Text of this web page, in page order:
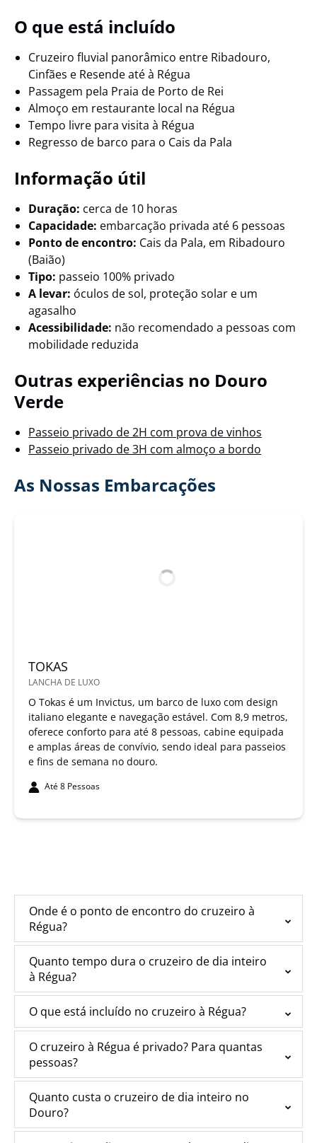
O que está incluído
Cruzeiro fluvial panorâmico entre Ribadouro,
Cinfães e Resende até à Régua
Passagem pela Praia de Porto de Rei
Almoço em restaurante local na Régua
Tempo livre para visita à Régua
Regresso de barco para o Cais da Pala
Informação útil
Duração: cerca de 10 horas
Capacidade: embarcação privada até 6 pessoas
Ponto de encontro: Cais da Pala, em Ribadouro
(Baião)
Tipo: passeio 100% privado
A levar: óculos de sol, proteção solar e um
agasalho
Acessibilidade: não recomendado a pessoas com
mobilidade reduzida
Outras experiências no Douro
Verde
Passeio privado de 2H com prova de vinhos
Passeio privado de 3H com almoço a bordo
As Nossas Embarcações
TOKAS
LANCHA DE LUXO
O Tokas é um Invictus, um barco de luxo com design
italiano elegante e navegação estável. Com 8,9 metros,
oferece conforto para até 8 pessoas, cabine equipada
e amplas áreas de convívio, sendo ideal para passeios
e fins de semana no douro.
Até 8 Pessoas
Onde é o ponto de encontro do cruzeiro à
Régua?
Quanto tempo dura o cruzeiro de dia inteiro
à Régua?
O que está incluído no cruzeiro à Régua?
O cruzeiro à Régua é privado? Para quantas
pessoas?
Quanto custa o cruzeiro de dia inteiro no
Douro?